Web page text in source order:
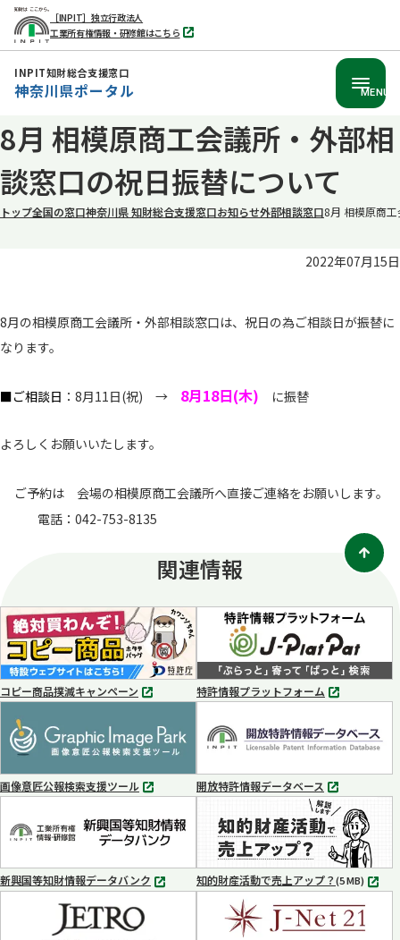
本
文
へ
［INPIT］独立行政法人
工業所有権情報・研修館はこちら
別
タ
INPIT知財総合支援窓口
神奈川県ポータル MENU
8月 相模原商工会議所・外部相
談窓口の祝日振替について
トップ全国の窓口神奈川県 知財総合支援窓口お知らせ外部相談窓口8月 相模原商
2022年07月15日
8月の相模原商工会議所・外部相談窓口は、祝日の為ご相談日が振替に
なります。
■ご相談日 ：8月11日(祝) → 8月18日(木) に振替
よろしくお願いいたします。
ご予約は 会場の相模原商工会議所へ直接ご連絡をお願いします。
電話：042-753-8135
関連情報
コピー商品撲滅キャンペーン
別
で
開
く
特許情報プラットフォーム
別
ブ
で
く
画像意匠公報検索支援ツール
別
ブ
で
く
開放特許情報データベース
別
タ
ブ
で
開
く
新興国等知財情報データバンク
別
知的財産活動で売上アップ？(5 MB) MP4